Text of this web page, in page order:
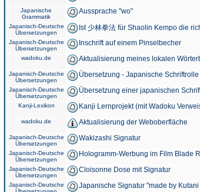
Japanische
Grammatik
Aussprache "wo"
Japanisch-Deutsche
Übersetzungen
Ist 少林拳法 für Shaolin Kempo die
Japanisch-Deutsche
Übersetzungen
Inschrift auf einem Pinselbecher
wadoku.de Aktualisierung meines lokalen
Japanisch-Deutsche
Übersetzungen
Übersetzung - Japanische Schriftrolle
Japanisch-Deutsche
Übersetzungen
Übersetzung einer japanischen
Kanji-Lexikon Kanji Lernprojekt (mit Wadoku
wadoku.de Aktualisierung der Weboberfläche
Japanisch-Deutsche
Übersetzungen
Wakizashi Signatur
Japanisch-Deutsche
Übersetzungen
Hologramm-Werbung im Film Blade
Japanisch-Deutsche
Übersetzungen
Cloisonne Dose mit Signatur
Japanisch-Deutsche
Japanische Signatur "made by